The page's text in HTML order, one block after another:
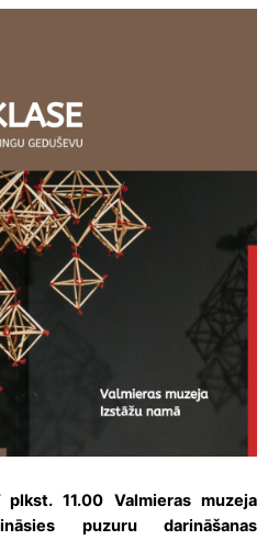
11.00 Valmieras muzeja
puzuru darināšanas